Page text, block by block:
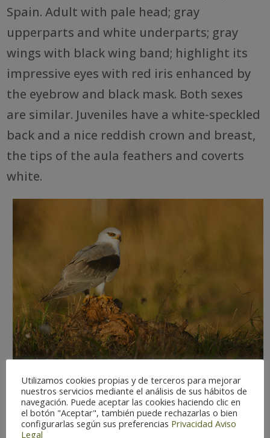
Spain. Adult with pale head; gray
upperparts and white underparts; gray
wings with black wing band; highlight its
impressive eyes with red iris enhanced by
the eyebrow and black mask. Both sexes
are similar. Juveniles have a white-speckled
back and a nice reddish crown and breast,
the tips of the aula feathers and coverts
white.
Observation difficulty: Hard
Utilizamos cookies propias y de terceros para mejorar
nuestros servicios mediante el análisis de sus hábitos de
navegación. Puede aceptar las cookies haciendo clic en
el botón "Aceptar", también puede rechazarlas o bien
configurarlas según sus preferencias Privacidad Aviso
Legal